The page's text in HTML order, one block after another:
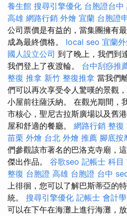
養生館 搜尋引擎優化 台胞證台中
高雄 網路行銷 外燴 宜蘭 台胞證
公司票價是有益的，當集團擁有
成為最終價格。 local seo 宜蘭
國人設立公司 到了晚上，我們到
我們登上了夜渡輪。 台中刮痧推
整復 推拿 新竹 整復推拿 當我們
們可以再次享受令人驚嘆的景觀
小屋前往薩沃納。 在觀光期間，
市核心，聖尼古拉斯廣場以及舊
屋和舒適的餐廳。 網路行銷 整復
苗栗 外燴 台北 外燴 推薦 腳底按
們參觀該市著名的巴洛克寺廟，
傑出作品。 谷歌seo 記帳士 科目
整復 台胞證 高雄 台胞證 台中
上徘徊，您可以了解巴斯蒂亞的
統。 搜尋引擎優化 記帳士 會計學
可以在下午在海灘上進行海灘，